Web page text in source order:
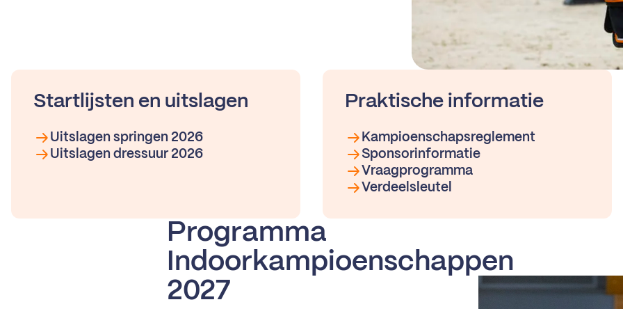
Startlijsten en uitslagen
Uitslagen springen 2026
Uitslagen dressuur 2026
Praktische informatie
Kampioenschapsreglement
Sponsorinformatie
Vraagprogramma
Verdeelsleutel
Programma
Indoorkampioenschappen
2027